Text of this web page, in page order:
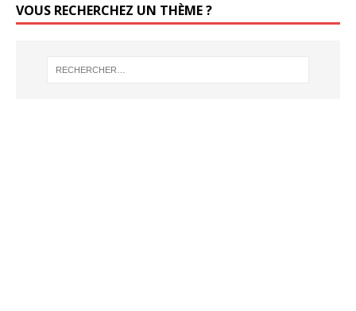
VOUS RECHERCHEZ UN THÈME ?